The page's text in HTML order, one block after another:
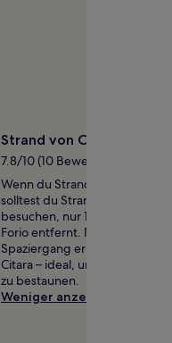
Strand von Cava
7.8/10 (10 Bewertungen)
Wenn du Strandspaziergänge
solltest du Strand von Cava
besuchen, nur 1,3 km vom
Forio entfernt. Nach nur
Spaziergang erreichst du
Citara – ideal, um den
zu bestaunen.
Weniger anzeigen